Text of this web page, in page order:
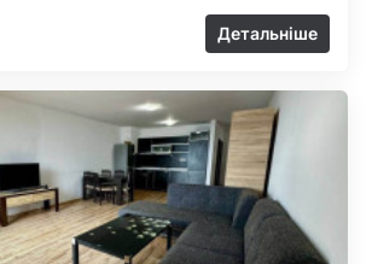
Детальніше